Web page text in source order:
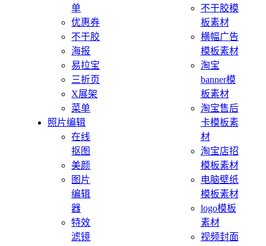
单
优惠券
不干胶
海报
易拉宝
三折页
X展架
菜单
照片编辑
在线
抠图
美颜
图片
编辑
器
特效
滤镜
不干胶模
板素材
横幅广告
模板素材
淘宝
banner模
板素材
淘宝售后
卡模板素
材
淘宝店招
模板素材
电脑壁纸
模板素材
logo模板
素材
视频封面